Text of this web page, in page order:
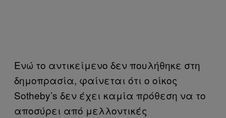
Ενώ το αντικείμενο δεν πουλήθηκε στη
δημοπρασία, φαίνεται ότι ο οίκος
Sotheby’s δεν έχει καμία πρόθεση να το
αποσύρει από μελλοντικές